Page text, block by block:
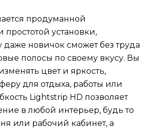
продуманной
простотой установки,
даже новичок сможет без труда
полосы по своему вкусу. Вы
цвет и яркость,
для отдыха, работы или
Lightstrip HD позволяет
в любой интерьер, будь то
или рабочий кабинет, а